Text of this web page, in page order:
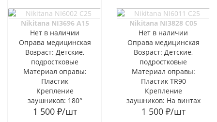
Nikitana NI3696 A15
Нет в наличии
Оправа медицинская
Возраст: Детские,
подростковые
Материал оправы:
Пластик
Крепление
заушников: 180°
1 500₽/шт
Nikitana NI3828 C05
Нет в наличии
Оправа медицинская
Возраст: Детские,
подростковые
Материал оправы:
Пластик TR90
Крепление
заушников: На винтах
1 500₽/шт